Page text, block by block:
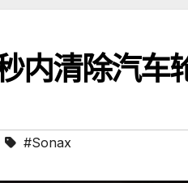
内清除汽车
#Sonax